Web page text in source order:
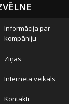
Informācija par
kompāniju
Ziņas
Interneta veikals
Kontakti